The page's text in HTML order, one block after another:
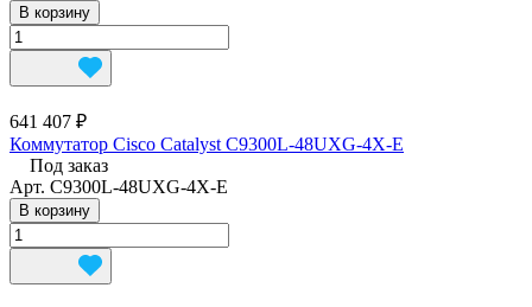
В корзину
641 407 ₽
Коммутатор Cisco Catalyst C9300L-48UXG-4X-E
Под заказ
Арт. C9300L-48UXG-4X-E
В корзину